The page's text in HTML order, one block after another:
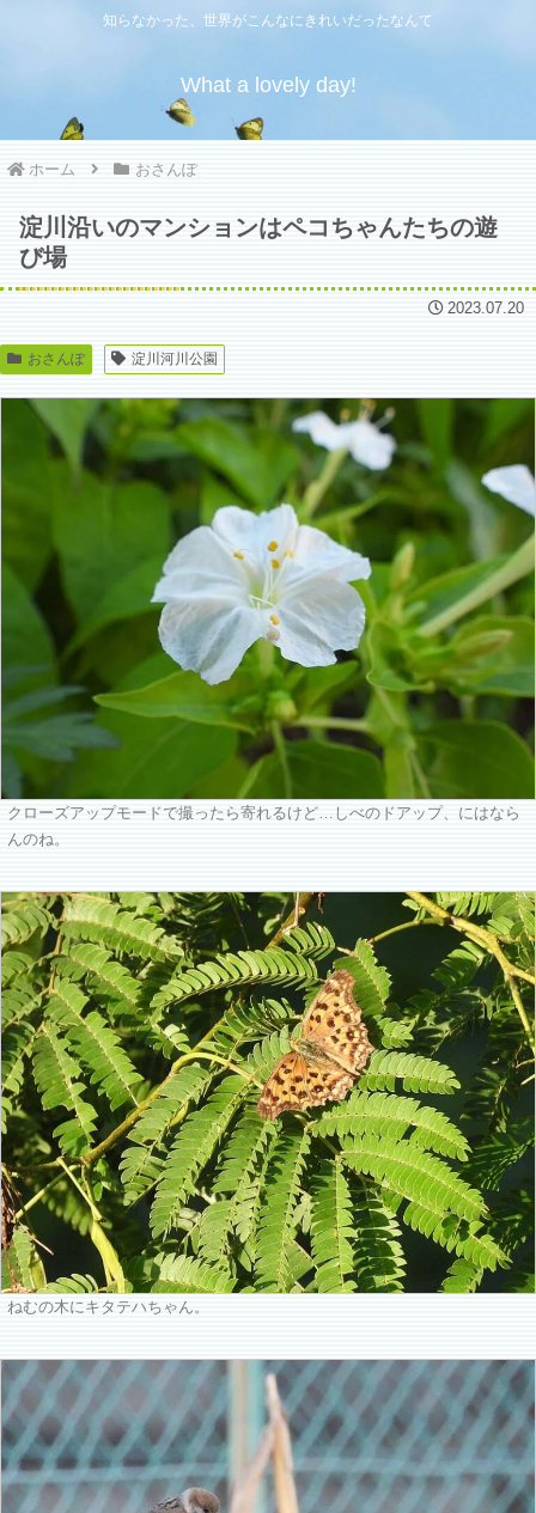
知らなかった、世界がこんなにきれいだったなんて
What a lovely day!
ホーム おさんぽ
淀川沿いのマンションはペコちゃんたちの遊
び場
2023.07.20
おさんぽ 淀川河川公園
クローズアップモードで撮ったら寄れるけど…しべのドアップ、にはなら
んのね。
ねむの木にキタテハちゃん。